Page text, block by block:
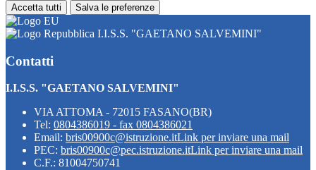
Accetta tutti Salva le preferenze
I.I.S.S. "GAETANO SALVEMINI"
Contatti
I.I.S.S. "GAETANO SALVEMINI"
VIA ATTOMA - 72015 FASANO(BR)
Tel: 0804386019 - fax 0804386021
Email: bris00900c@istruzione.itLink per inviare una mail
PEC: bris00900c@pec.istruzione.itLink per inviare una mail
C.F.: 81004750741